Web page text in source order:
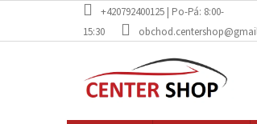
obsah
+420792400125 | Po-Pá: 8:00-
15:30